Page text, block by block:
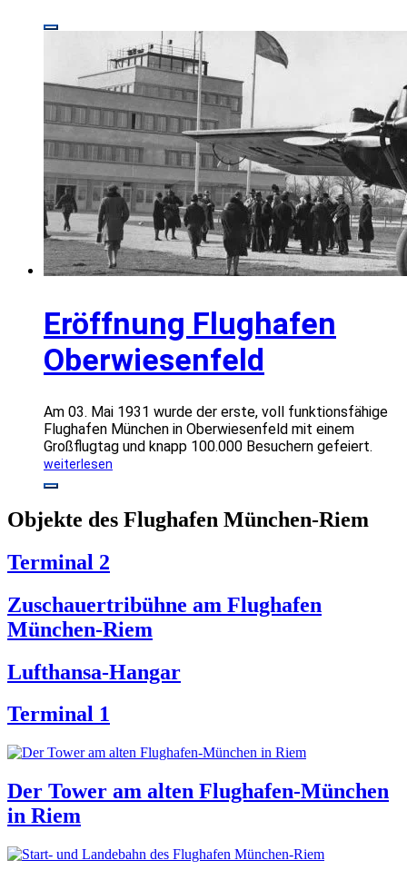
Eröffnung Flughafen
Oberwiesenfeld
Am 03. Mai 1931 wurde der erste, voll funktionsfähige
Flughafen München in Oberwiesenfeld mit einem
Großflugtag und knapp 100.000 Besuchern gefeiert.
weiterlesen
Objekte des Flughafen München-Riem
Terminal 2
Zuschauertribühne am Flughafen
München-Riem
Lufthansa-Hangar
Terminal 1
Der Tower am alten Flughafen-München
in Riem